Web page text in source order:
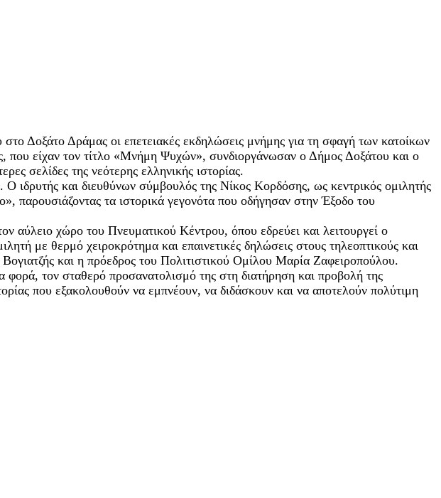
Δοξάτο Δράμας οι επετειακές εκδηλώσεις μνήμης για τη σφαγή των κατοίκων
που είχαν τον τίτλο «Μνήμη Ψυχών», συνδιοργάνωσαν ο Δήμος Δοξάτου και ο
σελίδες της νεότερης ελληνικής ιστορίας.
ιδρυτής και διευθύνων σύμβουλός της Νίκος Κορδόσης, ως κεντρικός ομιλητής
παρουσιάζοντας τα ιστορικά γεγονότα που οδήγησαν στην Έξοδο του
αύλειο χώρο του Πνευματικού Κέντρου, όπου εδρεύει και λειτουργεί ο
με θερμό χειροκρότημα και επαινετικές δηλώσεις στους τηλεοπτικούς και
και η πρόεδρος του Πολιτιστικού Ομίλου Μαρία Ζαφειροπούλου.
φορά, τον σταθερό προσανατολισμό της στη διατήρηση και προβολή της
που εξακολουθούν να εμπνέουν, να διδάσκουν και να αποτελούν πολύτιμη